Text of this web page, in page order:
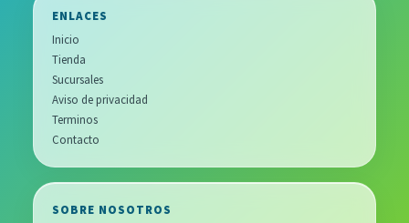
ENLACES
Inicio
Tienda
Sucursales
Aviso de privacidad
Terminos
Contacto
SOBRE NOSOTROS